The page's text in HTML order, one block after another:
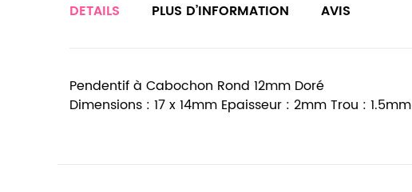
DETAILS
Pendentif à Cabochon Rond 12mm Doré
Dimensions : 17 x 14mm Epaisseur : 2mm Trou : 1.5mm
PLUS D’INFORMATION AVIS